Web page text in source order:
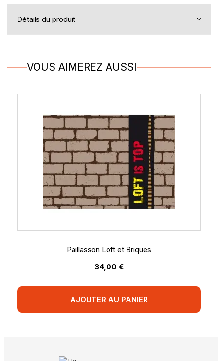
Détails du produit
VOUS AIMEREZ AUSSI
Paillasson Loft et Briques
34,00 €
AJOUTER AU PANIER